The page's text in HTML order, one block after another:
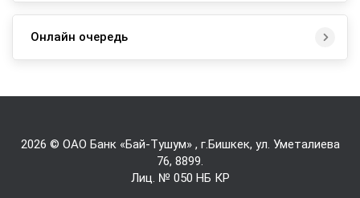
Онлайн очередь
2026 © ОАО Банк «Бай-Tушум» , г.Бишкек, ул. Уметалиева
76, 8899.
Лиц. № 050 НБ КР